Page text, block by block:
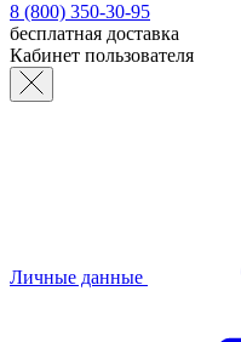
8 (800) 350-30-95
бесплатная доставка
Кабинет пользователя
Личные данные